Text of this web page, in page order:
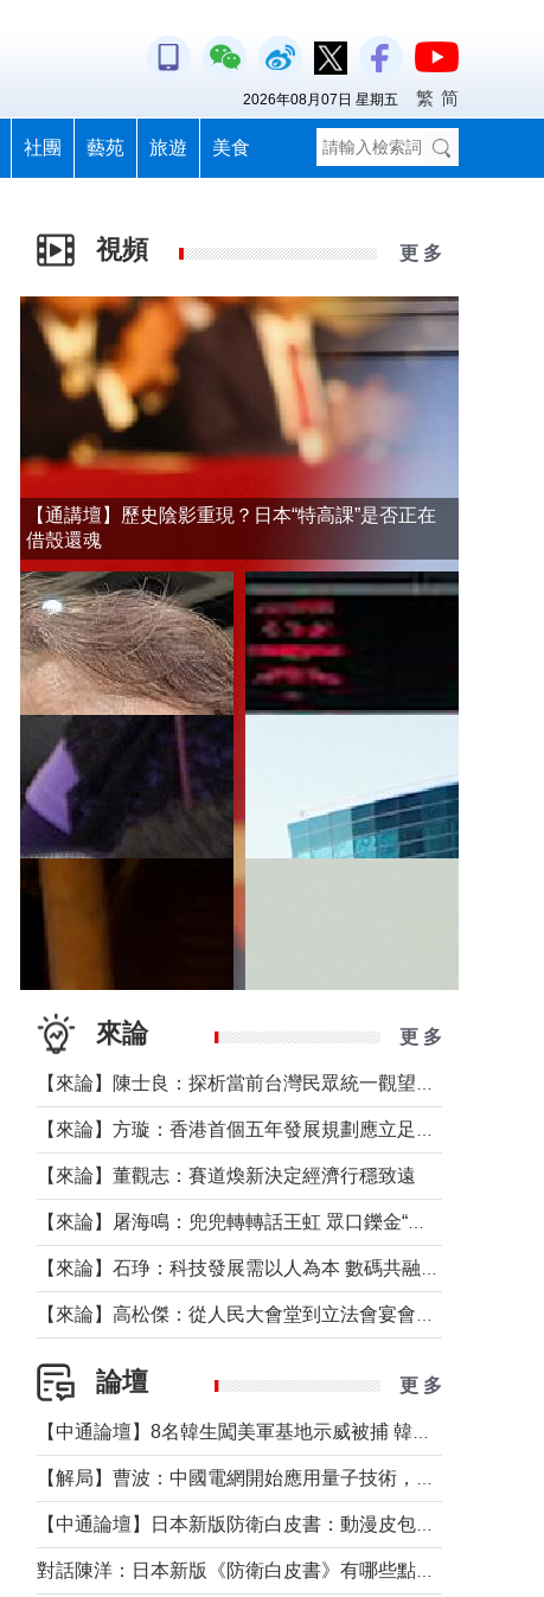
社團 藝苑 旅遊 美食
2026年08月07日 星期五 繁 简
視頻 更 多
【通講壇】歷史陰影重現？日本“特高課”是否正在
借殼還魂
來論 更 多
【來論】董觀志：賽道煥新決定經濟行穩致遠
論壇 更 多